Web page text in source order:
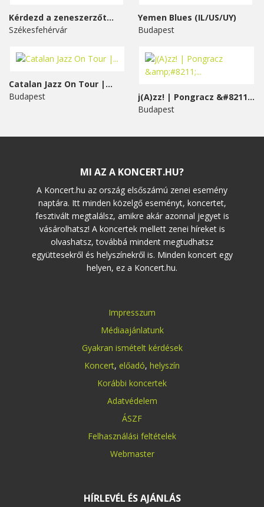
Kérdezd a zeneszerzőt...
Székesfehérvár
Yemen Blues (IL/US/UY)
Budapest
Catalan Jazz On Tour |...
Budapest
j(A)zz! | Pongracz &#8211;...
Budapest
MI AZ A KONCERT.HU?
A Koncert.hu az ország elsőszámú zenei esemény
naptára. Itt minden közelgő eseményt, koncertet,
fesztivált megtalálsz, amikre akár azonnal jegyet is
vásárolhatsz! A koncertek mellett zenei híreket is
olvashatsz, továbbá mindent megtudhatsz
együttesekről és helyszínekről is. Minden koncert egy
helyen, ez a Koncert.hu.
Impresszum
Médiaajánlatunk
Gyakran ismételt kérdések
Koncert, előadó, helyszín
Korábbi koncertek
Adatvédelem
ÁSZF
Felhasználási feltételek
Webmaster
HÍRLEVÉL ÉS AJÁNLÁS